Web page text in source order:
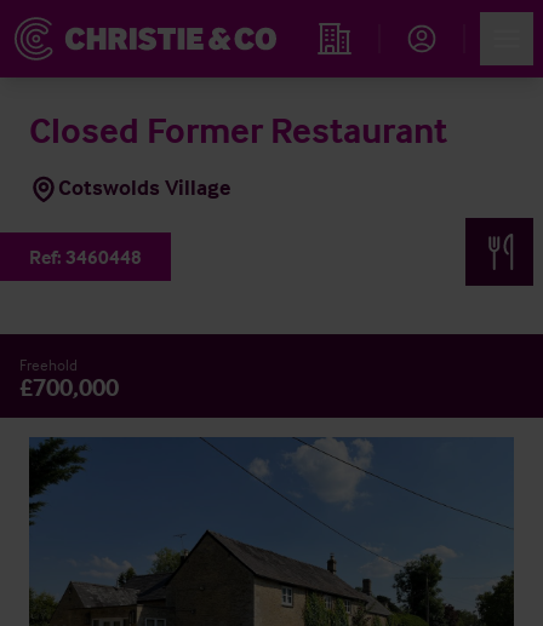
Propiedades
Closed Former Restaurant
Cotswolds Village
Ref: 3460448
Freehold
£700,000